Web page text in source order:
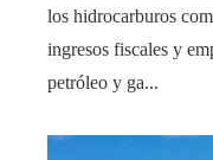
los hidrocarburos
ingresos fiscales y
petróleo y ga...